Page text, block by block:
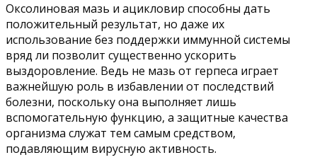
Оксолиновая мазь и ацикловир способны дать
положительный результат, но даже их
использование без поддержки иммунной системы
вряд ли позволит существенно ускорить
выздоровление. Ведь не мазь от герпеса играет
важнейшую роль в избавлении от последствий
болезни, поскольку она выполняет лишь
вспомогательную функцию, а защитные качества
организма служат тем самым средством,
подавляющим вирусную активность.